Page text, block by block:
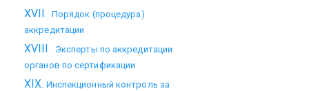
XVII . Порядок (процедура)
аккредитации
XVIII . Эксперты по аккредитации
органов по сертификации
XIX . Инспекционный контроль за